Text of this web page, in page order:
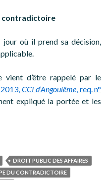
contradictoire
où il prend sa décision,
vient d’être rappelé par le
CCI d’Angoulême, req. n°
expliqué la portée et les
DROIT PUBLIC DES AFFAIRES
DU CONTRADICTOIRE